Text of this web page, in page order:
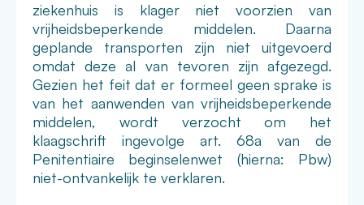
ziekenhuis is klager niet voorzien van
vrijheidsbeperkende middelen. Daarna
geplande transporten zijn niet uitgevoerd
omdat deze al van tevoren zijn afgezegd.
Gezien het feit dat er formeel geen sprake is
van het aanwenden van vrijheidsbeperkende
middelen, wordt verzocht om het
klaagschrift ingevolge art. 68a van de
Penitentiaire beginselenwet (hierna: Pbw)
niet-ontvankelijk te verklaren.